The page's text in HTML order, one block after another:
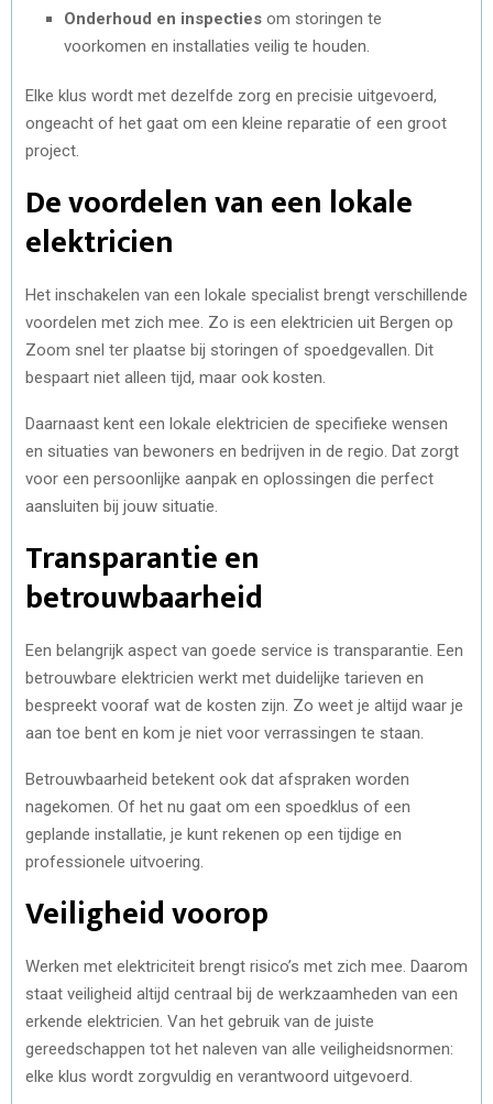
Onderhoud en inspecties om storingen te
voorkomen en installaties veilig te houden.
Elke klus wordt met dezelfde zorg en precisie uitgevoerd,
ongeacht of het gaat om een kleine reparatie of een groot
project.
De voordelen van een lokale
elektricien
Het inschakelen van een lokale specialist brengt verschillende
voordelen met zich mee. Zo is een elektricien uit Bergen op
Zoom snel ter plaatse bij storingen of spoedgevallen. Dit
bespaart niet alleen tijd, maar ook kosten.
Daarnaast kent een lokale elektricien de specifieke wensen
en situaties van bewoners en bedrijven in de regio. Dat zorgt
voor een persoonlijke aanpak en oplossingen die perfect
aansluiten bij jouw situatie.
Transparantie en
betrouwbaarheid
Een belangrijk aspect van goede service is transparantie. Een
betrouwbare elektricien werkt met duidelijke tarieven en
bespreekt vooraf wat de kosten zijn. Zo weet je altijd waar je
aan toe bent en kom je niet voor verrassingen te staan.
Betrouwbaarheid betekent ook dat afspraken worden
nagekomen. Of het nu gaat om een spoedklus of een
geplande installatie, je kunt rekenen op een tijdige en
professionele uitvoering.
Veiligheid voorop
Werken met elektriciteit brengt risico’s met zich mee. Daarom
staat veiligheid altijd centraal bij de werkzaamheden van een
erkende elektricien. Van het gebruik van de juiste
gereedschappen tot het naleven van alle veiligheidsnormen:
elke klus wordt zorgvuldig en verantwoord uitgevoerd.